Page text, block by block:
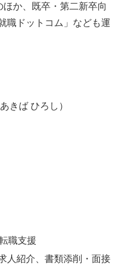
ほか、既卒・第二新卒向
職ドットコム」なども運
きば ひろし）
職支援
人紹介、書類添削・面接